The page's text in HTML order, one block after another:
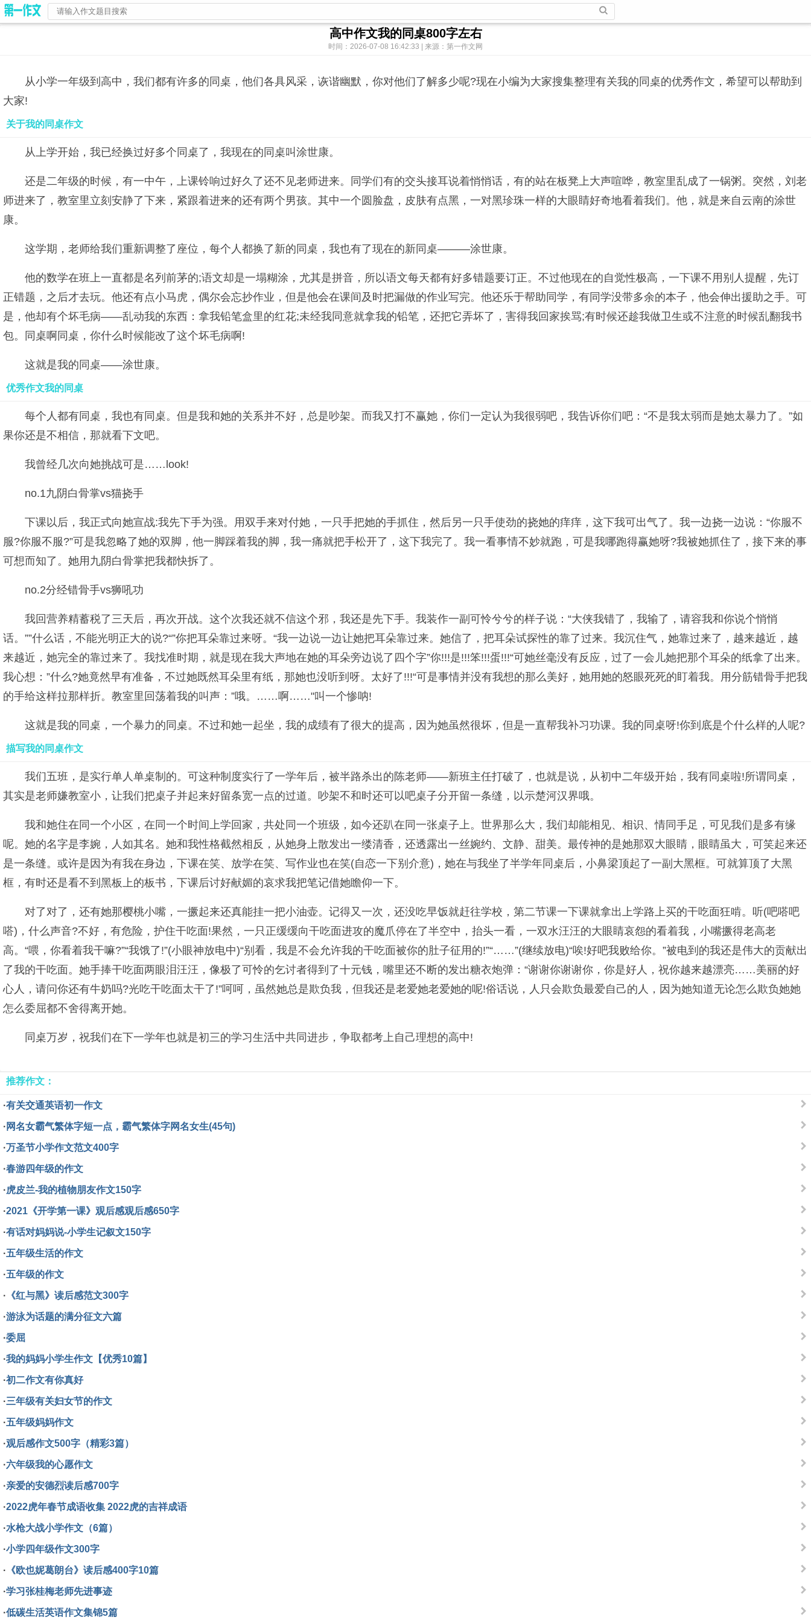
高中作文我的同桌800字左右
时间：2026-07-08 16:42:33 | 来源：第一作文网
从小学一年级到高中，我们都有许多的同桌，他们各具风采，诙谐幽默，你对他们了解多少呢?现在小编为大家搜集整理有关我的同桌的优秀作文，希望可以帮助到
大家!
关于我的同桌作文
从上学开始，我已经换过好多个同桌了，我现在的同桌叫涂世康。
还是二年级的时候，有一中午，上课铃响过好久了还不见老师进来。同学们有的交头接耳说着悄悄话，有的站在板凳上大声喧哗，教室里乱成了一锅粥。突然，刘老
师进来了，教室里立刻安静了下来，紧跟着进来的还有两个男孩。其中一个圆脸盘，皮肤有点黑，一对黑珍珠一样的大眼睛好奇地看着我们。他，就是来自云南的涂世
康。
这学期，老师给我们重新调整了座位，每个人都换了新的同桌，我也有了现在的新同桌―――涂世康。
他的数学在班上一直都是名列前茅的;语文却是一塌糊涂，尤其是拼音，所以语文每天都有好多错题要订正。不过他现在的自觉性极高，一下课不用别人提醒，先订
正错题，之后才去玩。他还有点小马虎，偶尔会忘抄作业，但是他会在课间及时把漏做的作业写完。他还乐于帮助同学，有同学没带多余的本子，他会伸出援助之手。可
是，他却有个坏毛病――乱动我的东西：拿我铅笔盒里的红花;未经我同意就拿我的铅笔，还把它弄坏了，害得我回家挨骂;有时候还趁我做卫生或不注意的时候乱翻我书
包。同桌啊同桌，你什么时候能改了这个坏毛病啊!
这就是我的同桌——涂世康。
优秀作文我的同桌
每个人都有同桌，我也有同桌。但是我和她的关系并不好，总是吵架。而我又打不赢她，你们一定认为我很弱吧，我告诉你们吧：“不是我太弱而是她太暴力了。”如
果你还是不相信，那就看下文吧。
我曾经几次向她挑战可是……look!
no.1九阴白骨掌vs猫挠手
下课以后，我正式向她宣战:我先下手为强。用双手来对付她，一只手把她的手抓住，然后另一只手使劲的挠她的痒痒，这下我可出气了。我一边挠一边说：“你服不
服?你服不服?”可是我忽略了她的双脚，他一脚踩着我的脚，我一痛就把手松开了，这下我完了。我一看事情不妙就跑，可是我哪跑得赢她呀?我被她抓住了，接下来的事
可想而知了。她用九阴白骨掌把我都快拆了。
no.2分经错骨手vs狮吼功
我回营养精蓄税了三天后，再次开战。这个次我还就不信这个邪，我还是先下手。我装作一副可怜兮兮的样子说：“大侠我错了，我输了，请容我和你说个悄悄
话。””什么话，不能光明正大的说?“”你把耳朵靠过来呀。“我一边说一边让她把耳朵靠过来。她信了，把耳朵试探性的靠了过来。我沉住气，她靠过来了，越来越近，越
来越近，她完全的靠过来了。我找准时期，就是现在我大声地在她的耳朵旁边说了四个字”你!!!是!!!笨!!!蛋!!!“可她丝毫没有反应，过了一会儿她把那个耳朵的纸拿了出来。
我心想：”什么?她竟然早有准备，不过她既然耳朵里有纸，那她也没听到呀。太好了!!!“可是事情并没有我想的那么美好，她用她的怒眼死死的盯着我。用分筋错骨手把我
的手给这样拉那样折。教室里回荡着我的叫声：”哦。……啊……"叫一个惨呐!
这就是我的同桌，一个暴力的同桌。不过和她一起坐，我的成绩有了很大的提高，因为她虽然很坏，但是一直帮我补习功课。我的同桌呀!你到底是个什么样的人呢?
描写我的同桌作文
我们五班，是实行单人单桌制的。可这种制度实行了一学年后，被半路杀出的陈老师——新班主任打破了，也就是说，从初中二年级开始，我有同桌啦!所谓同桌，
其实是老师嫌教室小，让我们把桌子并起来好留条宽一点的过道。吵架不和时还可以吧桌子分开留一条缝，以示楚河汉界哦。
我和她住在同一个小区，在同一个时间上学回家，共处同一个班级，如今还趴在同一张桌子上。世界那么大，我们却能相见、相识、情同手足，可见我们是多有缘
呢。她的名字是李婉，人如其名。她和我性格截然相反，从她身上散发出一缕清香，还透露出一丝婉约、文静、甜美。最传神的是她那双大眼睛，眼睛虽大，可笑起来还
是一条缝。或许是因为有我在身边，下课在笑、放学在笑、写作业也在笑(自恋一下别介意)，她在与我坐了半学年同桌后，小鼻梁顶起了一副大黑框。可就算顶了大黑
框，有时还是看不到黑板上的板书，下课后讨好献媚的哀求我把笔记借她瞻仰一下。
对了对了，还有她那樱桃小嘴，一撅起来还真能挂一把小油壶。记得又一次，还没吃早饭就赶往学校，第二节课一下课就拿出上学路上买的干吃面狂啃。听(吧嗒吧
嗒)，什么声音?不好，有危险，护住干吃面!果然，一只正缓缓向干吃面进攻的魔爪停在了半空中，抬头一看，一双水汪汪的大眼睛哀怨的看着我，小嘴撅得老高老
高。“喂，你看着我干嘛?”“我饿了!”(小眼神放电中)“别看，我是不会允许我的干吃面被你的肚子征用的!”“……”(继续放电)“唉!好吧我败给你。”被电到的我还是伟大的贡献出
了我的干吃面。她手捧干吃面两眼泪汪汪，像极了可怜的乞讨者得到了十元钱，嘴里还不断的发出糖衣炮弹：“谢谢你谢谢你，你是好人，祝你越来越漂亮……美丽的好
心人，请问你还有牛奶吗?光吃干吃面太干了!”呵呵，虽然她总是欺负我，但我还是老爱她老爱她的呢!俗话说，人只会欺负最爱自己的人，因为她知道无论怎么欺负她她
怎么委屈都不舍得离开她。
同桌万岁，祝我们在下一学年也就是初三的学习生活中共同进步，争取都考上自己理想的高中!
推荐作文：
·有关交通英语初一作文
· 网名女霸气繁体字短一点，霸气繁体字网名女生(45句)
·万圣节小学作文范文400字
·春游四年级的作文
·虎皮兰-我的植物朋友作文150字
·2021《开学第一课》观后感观后感650字
·有话对妈妈说-小学生记叙文150字
·五年级生活的作文
·五年级的作文
· 《红与黑》读后感范文300字
·游泳为话题的满分征文六篇
·委屈
·我的妈妈小学生作文【优秀10篇】
·初二作文有你真好
·三年级有关妇女节的作文
·五年级妈妈作文
·观后感作文500字（精彩3篇）
·六年级我的心愿作文
·亲爱的安德烈读后感700字
·2022虎年春节成语收集 2022虎的吉祥成语
·水枪大战小学作文（6篇）
·小学四年级作文300字
· 《欧也妮葛朗台》读后感400字10篇
·学习张桂梅老师先进事迹
·低碳生活英语作文集锦5篇